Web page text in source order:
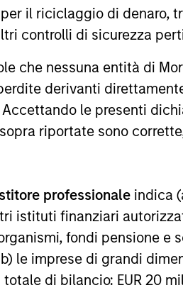
il riciclaggio di denaro,
controlli di sicurezza
che nessuna entità di
derivanti
le presenti
riportate sono
professionale indica
istituti finanziari
fondi pensione e
le imprese di grandi
di bilancio: EUR 20
sono calcolati in base al
fonte di tutti i dati relativi alle
e i proventi da essi derivanti
i comparti con track record
Le performance di
i rischi, le commissioni e le
i rischi: una variazione
in questo sito possono
che i comparti non sono
7), maggiore è il potenziale di
contenente informazioni chiave